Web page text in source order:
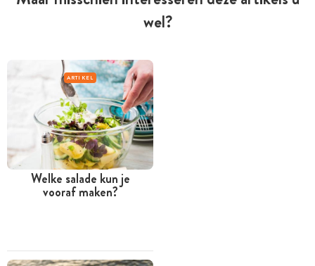
wel?
ARTIKEL
Welke salade kun je
vooraf maken?